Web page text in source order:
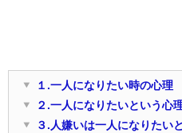
１.一人になりたい時の心理
２.一人になりたいという心
３.人嫌いは一人になりたい